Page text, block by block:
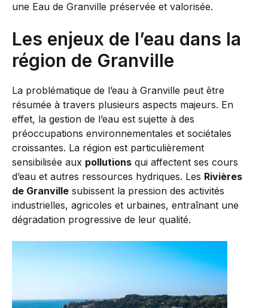
une Eau de Granville préservée et valorisée.
Les enjeux de l’eau dans la
région de Granville
La problématique de l’eau à Granville peut être
résumée à travers plusieurs aspects majeurs. En
effet, la gestion de l’eau est sujette à des
préoccupations environnementales et sociétales
croissantes. La région est particulièrement
sensibilisée aux pollutions qui affectent ses cours
d’eau et autres ressources hydriques. Les Rivières
de Granville subissent la pression des activités
industrielles, agricoles et urbaines, entraînant une
dégradation progressive de leur qualité.